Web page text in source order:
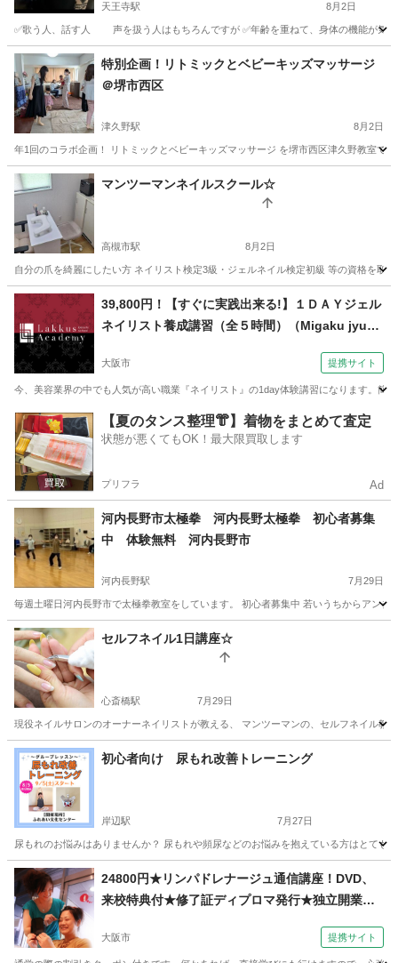
天王寺駅 8月2日
✅歌う人、話す人 声を扱う人はもちろんですが ✅年齢を重ねて、身体の機能が気に
大阪 大阪市 天王寺駅 快眠 キー
特別企画！リトミックとベビーキッズマッサージ
＠堺市西区
津久野駅 8月2日
年1回のコラボ企画！ リトミックとベビーキッズマッサージ を堺市西区津久野教室で
大阪 堺市 ベビーマッサージ 先生
マンツーマンネイルスクール☆
高槻市駅 8月2日
自分の爪を綺麗にしたい方 ネイリスト検定3級・ジェルネイル検定初級 等の資格を取
大阪 高槻市 高槻市駅 ネイル マンツーマン
39,800円！【すぐに実践出来る!】１ＤＡＹジェル
ネイリスト養成講習（全５時間）（Migaku jyuku
大阪市 提携サイト
今、美容業界の中でも人気が高い職業『ネイリスト』の1day体験講習になります。簡
大阪 大阪市 ネイル
【夏のタンス整理👘】着物をまとめて査定
状態が悪くてもOK！最大限買取します
プリフラ Ad
河内長野市太極拳 河内長野太極拳 初心者募集
中 体験無料 河内長野市
河内長野駅 7月29日
毎週土曜日河内長野市で太極拳教室をしています。 初心者募集中 若いうちからアン
大阪 河内長野市 河内長野駅 その他
セルフネイル1日講座☆
心斎橋駅 7月29日
現役ネイルサロンのオーナーネイリストが教える、 マンツーマンの、セルフネイル
大阪 大阪市 心斎橋駅 ネイル
初心者向け 尿もれ改善トレーニング
岸辺駅 7月27日
尿もれのお悩みはありませんか？ 尿もれや頻尿などのお悩みを抱えている方はとて
大阪 吹田市 岸辺駅 その他 骨盤底筋
24800円★リンパドレナージュ通信講座！DVD、
来校特典付★修了証ディプロマ発行★独立開業、
校）
大阪市 提携サイト